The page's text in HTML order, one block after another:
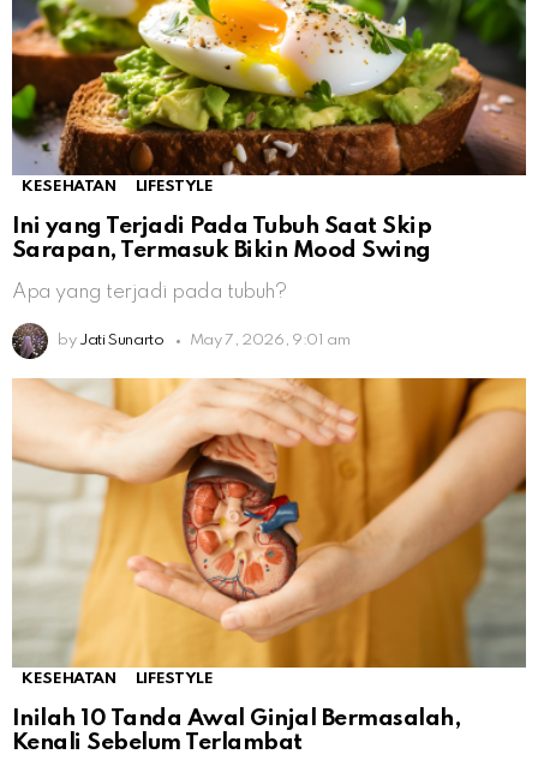
KESEHATAN LIFESTYLE
Ini yang Terjadi Pada Tubuh Saat Skip
Sarapan, Termasuk Bikin Mood Swing
Apa yang terjadi pada tubuh?
by Jati Sunarto May 7, 2026, 9:01 am
KESEHATAN LIFESTYLE
Inilah 10 Tanda Awal Ginjal Bermasalah,
Kenali Sebelum Terlambat